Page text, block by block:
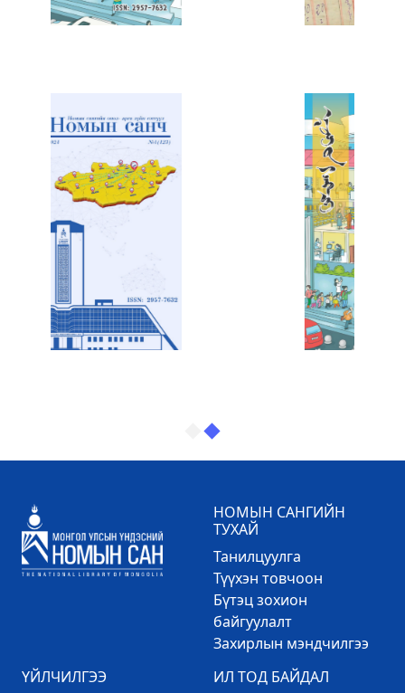
НОМЫН САНГИЙН
ТУХАЙ
Танилцуулга
Түүхэн товчоон
Бүтэц зохион
байгуулалт
Захирлын мэндчилгээ
ҮЙЛЧИЛГЭЭ
ИЛ ТОД БАЙДАЛ